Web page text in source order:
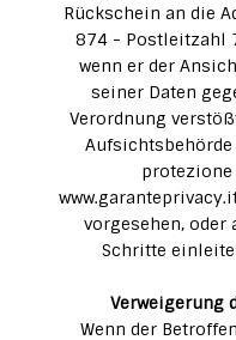
Rückschein an die
874 - Postleitzahl
wenn er der
seiner Daten
Verordnung
vorgesehen,
Schritte
Verweigerung
Wenn der